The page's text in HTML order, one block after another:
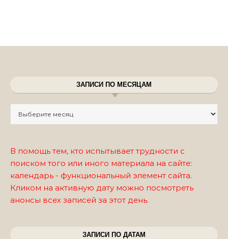
ЗАПИСИ ПО МЕСЯЦАМ
В помощь тем, кто испытывает трудности с
поиском того или иного материала на сайте:
календарь - функциональный элемент сайта.
Кликом на активную дату можно посмотреть
анонсы всех записей за этот день.
ЗАПИСИ ПО ДАТАМ